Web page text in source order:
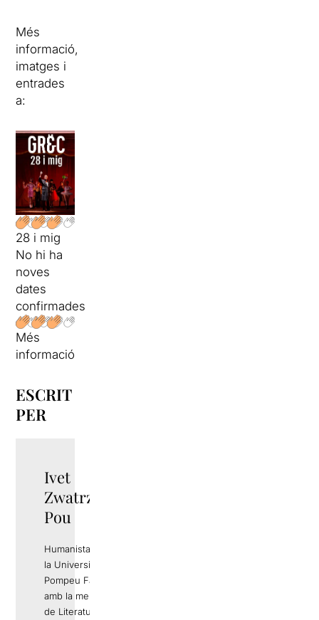
Més
informació,
imatges i
entrades
a:
28 i mig
No hi ha
noves
dates
confirmades
Més
informació
ESCRIT
PER
Ivet
Zwatrzko
Pou
Humanista per
la Universitat
Pompeu Fabra
amb la menció
de Literatura i